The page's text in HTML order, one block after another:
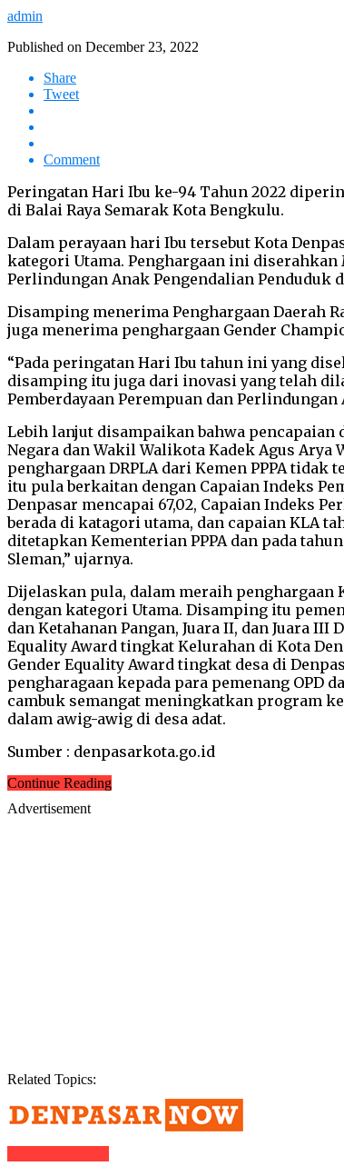
admin
Published on December 23, 2022
Share
Tweet
Comment
Peringatan Hari Ibu ke-94 Tahun 2022
di Balai Raya Semarak Kota Bengkulu.
Dalam perayaan hari Ibu tersebut Kota
kategori Utama. Penghargaan ini diserahkan
Perlindungan Anak Pengendalian Penduduk
Disamping menerima Penghargaan Daerah
juga menerima penghargaan Gender
“Pada peringatan Hari Ibu tahun ini yang
disamping itu juga dari inovasi yang telah
Pemberdayaan Perempuan dan
Lebih lanjut disampaikan bahwa
Negara dan Wakil Walikota Kadek Agus
penghargaan DRPLA dari Kemen PPPA
itu pula berkaitan dengan Capaian Indeks
Denpasar mencapai 67,02, Capaian Indeks
berada di katagori utama, dan capaian KLA
ditetapkan Kementerian PPPA dan pada
Sleman,” ujarnya.
Dijelaskan pula, dalam meraih penghargaan
dengan kategori Utama. Disamping itu
dan Ketahanan Pangan, Juara II, dan Juara
Equality Award tingkat Kelurahan di Kota
Gender Equality Award tingkat desa di
pengharagaan kepada para pemenang OPD
cambuk semangat meningkatkan program
dalam awig-awig di desa adat.
Sumber : denpasarkota.go.id
Continue Reading
Advertisement
Related Topics: